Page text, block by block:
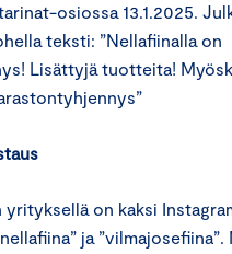
osiossa 13.1.2025.
teksti: ”Nellafiinalla on
Lisättyjä tuotteita!
yrityksellä on kaksi
ja